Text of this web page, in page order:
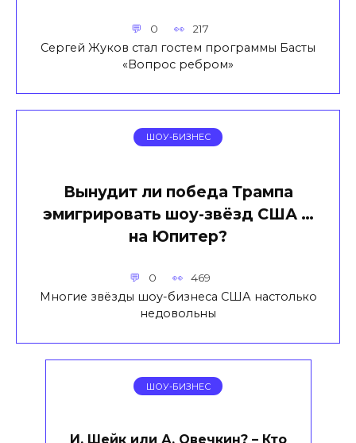
0 217
Сергей Жуков стал гостем программы Басты
«Вопрос ребром»
ШОУ-БИЗНЕС
Вынудит ли победа Трампа
эмигрировать шоу-звёзд США …
на Юпитер?
0 469
Многие звёзды шоу-бизнеса США настолько
недовольны
ШОУ-БИЗНЕС
И. Шейк или А. Овечкин? – Кто